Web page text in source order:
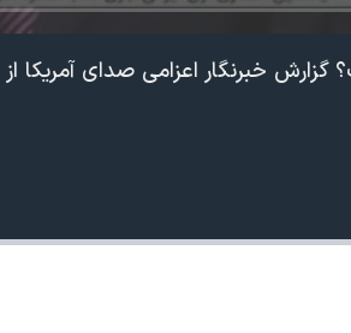
خبرنگار اعزامی صدای آمریکا